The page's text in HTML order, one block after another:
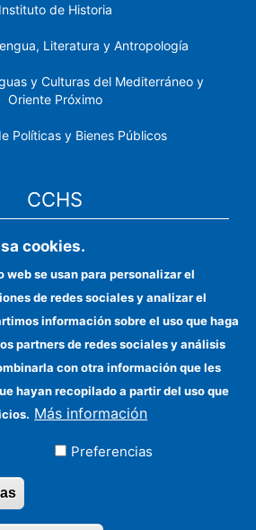
Instituto de Historia
Literatura y Antropología
y Culturas del Mediterráneo y
Oriente Próximo
Políticas y Bienes Públicos
CCHS
electrónica CSIC
institucional
para proveedores
Ayudas FEDER
financiadores
Contacto
Cómo llegar
cookies.
web se usan para personalizar el
de redes sociales y analizar el
información sobre el uso que haga
partners de redes sociales y análisis
con otra información que les
hayan recopilado a partir del uso que
Más información
Preferencias